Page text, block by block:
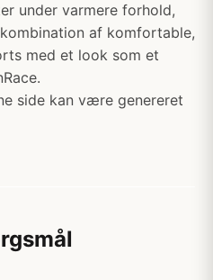
under varmere forhold,
af komfortable,
med et look som et
side kan være genereret